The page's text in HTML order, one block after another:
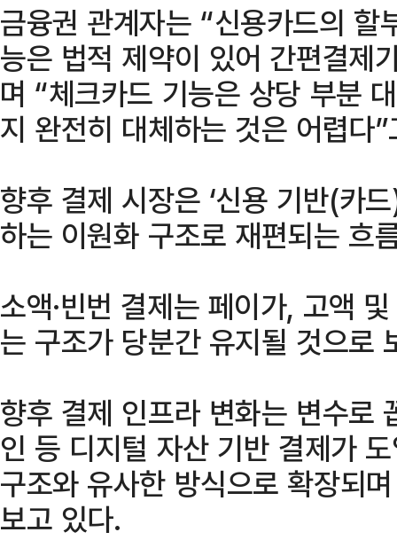
금융권 관계자는 “신용카드의
능은 법적 제약이 있어 간편결제
며 “체크카드 기능은 상당 부분
지 완전히 대체하는 것은 어렵다
향후 결제 시장은 ‘신용 기반(카
하는 이원화 구조로 재편되는 흐
소액·빈번 결제는 페이가, 고액
는 구조가 당분간 유지될 것으로
향후 결제 인프라 변화는 변수로
인 등 디지털 자산 기반 결제가
구조와 유사한 방식으로 확장되
보고 있다.